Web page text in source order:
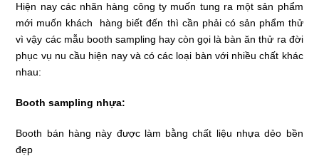
Hiện nay các nhãn hàng công ty muốn tung ra một sản phẩm
mới muốn khách hàng biết đến thì cần phải có sản phẩm thử
vì vậy các mẫu booth sampling hay còn gọi là bàn ăn thử ra đời
phục vụ nu cầu hiện nay và có các loại bàn với nhiều chất khác
nhau:
Booth sampling nhựa:
Booth bán hàng này được làm bằng chất liệu nhựa dẻo bền
đẹp